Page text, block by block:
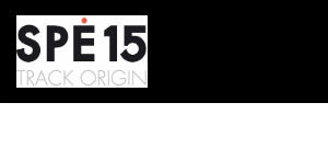
Aller
au